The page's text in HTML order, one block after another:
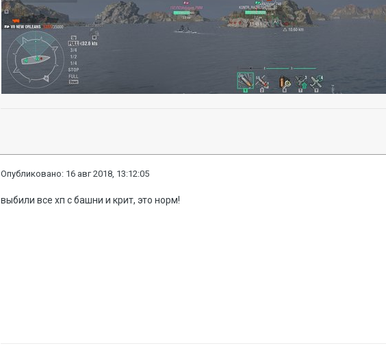
Опубликовано: 16 авг 2018, 13:12:05
выбили все хп с башни и крит, это норм!